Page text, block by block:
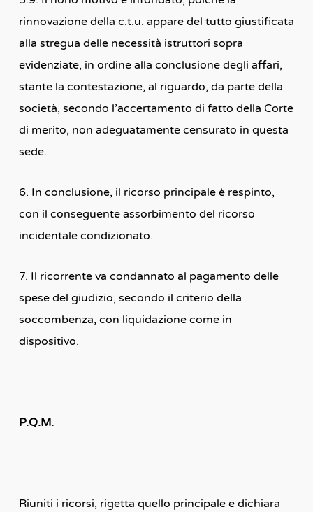
rinnovazione della c.t.u. appare del tutto giustificata
alla stregua delle necessità istruttori sopra
evidenziate, in ordine alla conclusione degli affari,
stante la contestazione, al riguardo, da parte della
società, secondo l’accertamento di fatto della Corte
di merito, non adeguatamente censurato in questa
sede.
6. In conclusione, il ricorso principale è respinto,
con il conseguente assorbimento del ricorso
incidentale condizionato.
7. Il ricorrente va condannato al pagamento delle
spese del giudizio, secondo il criterio della
soccombenza, con liquidazione come in
dispositivo.
P.Q.M.
Riuniti i ricorsi, rigetta quello principale e dichiara